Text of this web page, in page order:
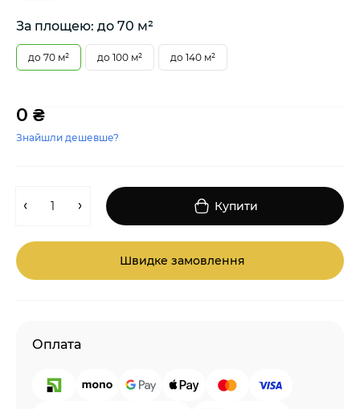
За площею: до 70 м²
до 70 м² до 100 м² до 140 м²
0 ₴
Знайшли дешевше?
Купити
Швидке замовлення
Оплата